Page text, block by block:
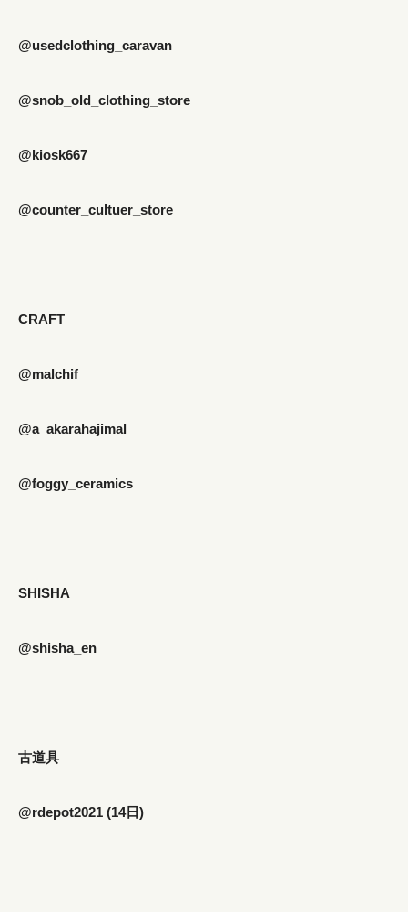
@usedclothing_caravan
@snob_old_clothing_store
@kiosk667
@counter_cultuer_store
CRAFT
@malchif
@a_akarahajimal
@foggy_ceramics
SHISHA
@shisha_en
古道具
@rdepot2021 (14日)